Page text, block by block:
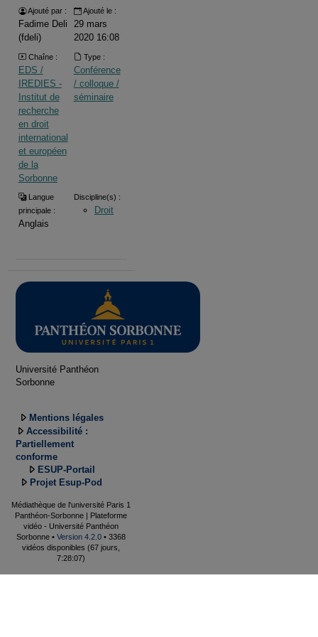
Ajouté par :
Fadime Deli
(fdeli)
Ajouté le :
29 mars
2020 16:08
Chaîne :
EDS /
IREDIES -
Institut de
recherche
en droit
international
et européen
de la
Sorbonne
Type :
Conférence
/ colloque /
séminaire
Langue
principale :
Anglais
Discipline(s) :
Droit
Université Panthéon
Sorbonne
Mentions légales
Accessibilité :
Partiellement
conforme
ESUP-Portail
Projet Esup-Pod
Médiathèque de l'université Paris 1
Panthéon-Sorbonne | Plateforme
vidéo - Université Panthéon
Sorbonne • Version 4.2.0 • 3368
vidéos disponibles (67 jours,
7:28:07)